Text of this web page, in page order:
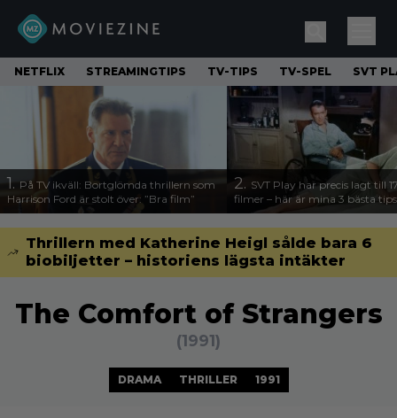
NETFLIX STREAMINGTIPS TV-TIPS TV-SPEL SVT
1. På TV ikväll: Bortglömda thrillern som
Harrison Ford är stolt över: ”Bra film”
2. SVT Play har precis lagt till
filmer – här är mina 3 bästa tips
Thrillern med Katherine Heigl sålde bara 6
biobiljetter – historiens lägsta intäkter
The Comfort of Strangers
(1991)
DRAMA THRILLER 1991